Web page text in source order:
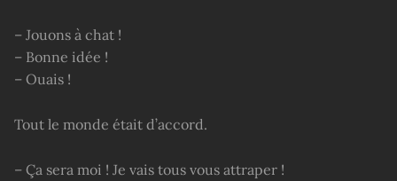
– Jouons à chat !
– Bonne idée !
– Ouais !
Tout le monde était d’accord.
– Ça sera moi ! Je vais tous vous attraper !